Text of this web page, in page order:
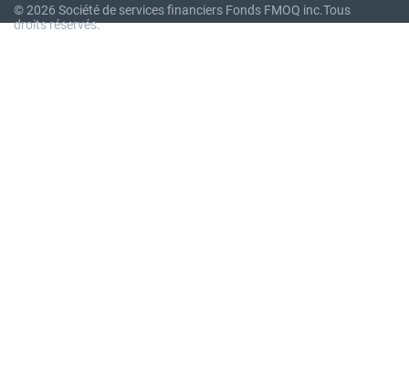
© 2026 Société de services financiers Fonds FMOQ inc.Tous
droits réservés.